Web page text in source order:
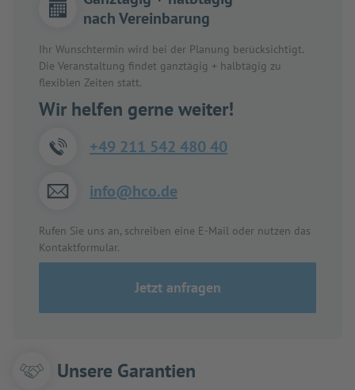
nach Vereinbarung
Ihr Wunschtermin wird bei der Planung berücksichtigt.
Die Veranstaltung findet ganztägig + halbtägig zu
flexiblen Zeiten statt.
Wir helfen gerne weiter!
+49 211 542 480 40
info@hco.de
Rufen Sie uns an, schreiben eine E-Mail oder nutzen das
Kontaktformular.
Jetzt anfragen
Unsere Garantien